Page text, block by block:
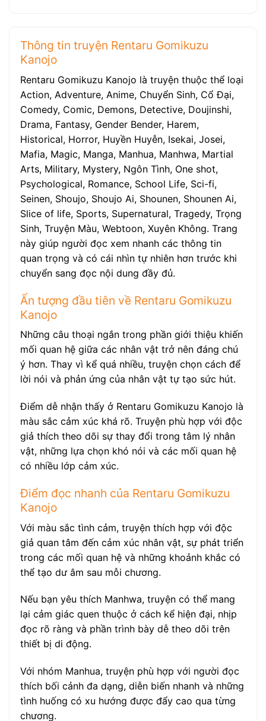
Thông tin truyện Rentaru Gomikuzu
Kanojo
Rentaru Gomikuzu Kanojo là truyện thuộc thể loại
Action, Adventure, Anime, Chuyển Sinh, Cổ Đại,
Comedy, Comic, Demons, Detective, Doujinshi,
Drama, Fantasy, Gender Bender, Harem,
Historical, Horror, Huyền Huyễn, Isekai, Josei,
Mafia, Magic, Manga, Manhua, Manhwa, Martial
Arts, Military, Mystery, Ngôn Tình, One shot,
Psychological, Romance, School Life, Sci-fi,
Seinen, Shoujo, Shoujo Ai, Shounen, Shounen Ai,
Slice of life, Sports, Supernatural, Tragedy, Trọng
Sinh, Truyện Màu, Webtoon, Xuyên Không. Trang
này giúp người đọc xem nhanh các thông tin
quan trọng và có cái nhìn tự nhiên hơn trước khi
chuyển sang đọc nội dung đầy đủ.
Ấn tượng đầu tiên về Rentaru Gomikuzu
Kanojo
Những câu thoại ngắn trong phần giới thiệu khiến
mối quan hệ giữa các nhân vật trở nên đáng chú
ý hơn. Thay vì kể quá nhiều, truyện chọn cách để
lời nói và phản ứng của nhân vật tự tạo sức hút.
Điểm dễ nhận thấy ở Rentaru Gomikuzu Kanojo là
màu sắc cảm xúc khá rõ. Truyện phù hợp với độc
giả thích theo dõi sự thay đổi trong tâm lý nhân
vật, những lựa chọn khó nói và các mối quan hệ
có nhiều lớp cảm xúc.
Điểm đọc nhanh của Rentaru Gomikuzu
Kanojo
Với màu sắc tình cảm, truyện thích hợp với độc
giả quan tâm đến cảm xúc nhân vật, sự phát triển
trong các mối quan hệ và những khoảnh khắc có
thể tạo dư âm sau mỗi chương.
Nếu bạn yêu thích Manhwa, truyện có thể mang
lại cảm giác quen thuộc ở cách kể hiện đại, nhịp
đọc rõ ràng và phần trình bày dễ theo dõi trên
thiết bị di động.
Với nhóm Manhua, truyện phù hợp với người đọc
thích bối cảnh đa dạng, diễn biến nhanh và những
tình huống có xu hướng được đẩy cao qua từng
chương.